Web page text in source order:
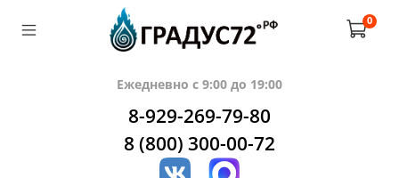
0
Ежедневно с 9:00 до 19:00
8-929-269-79-80
8 (800) 300-00-72